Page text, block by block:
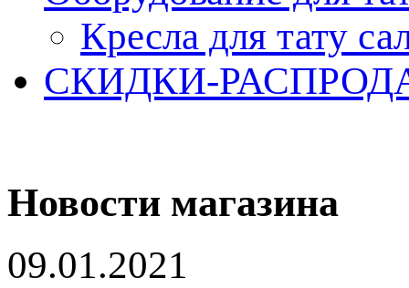
Кресла для тату
СКИДКИ-
Новости магазина
09.01.2021